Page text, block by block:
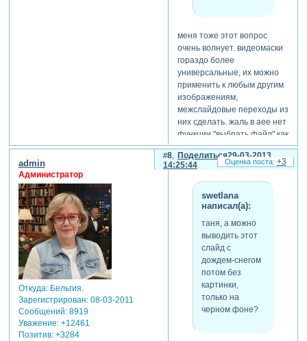
меня тоже этот вопрос
очень волнует. видеомаски
гораздо более
универсальные, их можно
применить к любым другим
изображениям,
межслайдовые переходы из
них сделать. жаль в aee нет
функции "выбрать файл" как
в прошоу, или я ее не
нашла.
Поделиться
8
29-03-2013
14:25:44
admin
Администратор
Откуда:Бельгия.
Зарегистрирован: 08-03-2011
Сообщений:8919
Уважение: +12461
Позитив: +3284
swetlana
написал(а):
таня, а можно
выводить этот
слайд с
дождем-снегом
потом без
картинки,
только на
черном фоне?
+3